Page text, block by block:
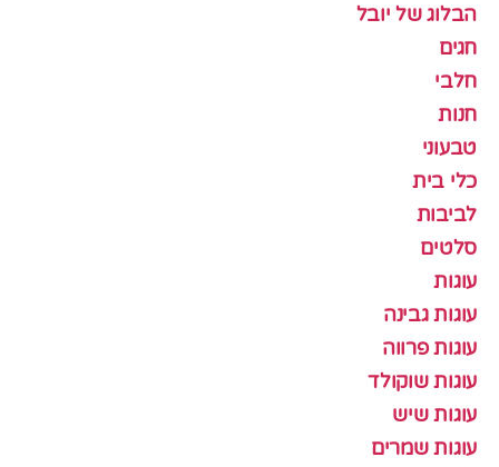
הבלוג של יובל
חגים
חלבי
חנות
טבעוני
כלי בית
לביבות
סלטים
עוגות
עוגות גבינה
עוגות פרווה
עוגות שוקולד
עוגות שיש
עוגות שמרים